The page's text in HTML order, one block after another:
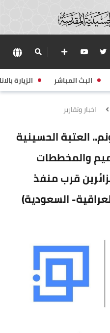
البث المباشر الزيارة
اخبار وتقارير
تقدر بـ(200) دونم.. العتبة الحسينية
والمخططات
قرب منفذ
السعودية)